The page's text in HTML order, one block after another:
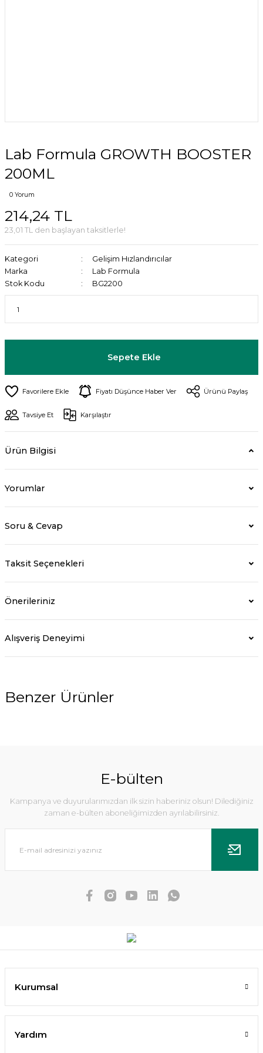
Lab Formula GROWTH BOOSTER
200ML
0 Yorum
214,24 TL
23,01 TL den başlayan taksitlerle!
Kategori
Gelişim Hızlandırıcılar
Marka
Lab Formula
Stok Kodu
BG2200
Sepete Ekle
Fiyatı Düşünce Haber Ver Ürünü Paylaş
Tavsiye Et Karşılaştır
Ürün Bilgisi
Yorumlar
Soru & Cevap
Taksit Seçenekleri
Önerileriniz
Alışveriş Deneyimi
Benzer Ürünler
357,06 TL
E-bülten
Kampanya ve duyurularımızdan ilk sizin haberiniz olsun! Dilediğiniz
zaman e-bülten aboneliğimizden ayrılabilirsiniz.
Kurumsal
Yardım